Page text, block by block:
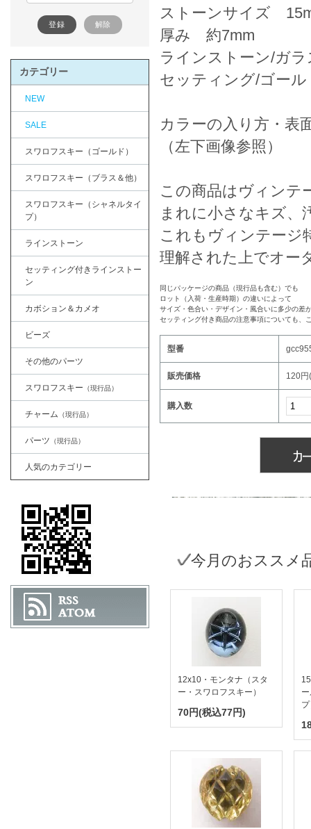
ストーンサイズ
厚み 約7mm
ラインストーン/ガ
セッティング/ゴール
カラーの入り方・表
（左下画像参照）
この商品はヴィンテ
まれに小さなキズ、
これもヴィンテージ
理解された上でオー
同じパッケージの商品（現行品も含む）でも
ロット（入荷・生産時期）の違いによって
サイズ・色合い・デザイン・風合いに多少の差
セッティング付き商品の注意事項についても、
型番
販売価格 120円
購入数
今月のおススメ
12x10・モンタナ（スタ
ー・スワロフスキー）
70円(税込77円)
カテゴリー
NEW
SALE
スワロフスキー（ゴールド）
スワロフスキー（ブラス＆他）
スワロフスキー（シャネルタイ
プ）
ラインストーン
セッティング付きラインストー
ン
カボション＆カメオ
ビーズ
その他のパーツ
スワロフスキー （現行品）
チャーム （現行品）
パーツ （現行品）
人気のカテゴリー